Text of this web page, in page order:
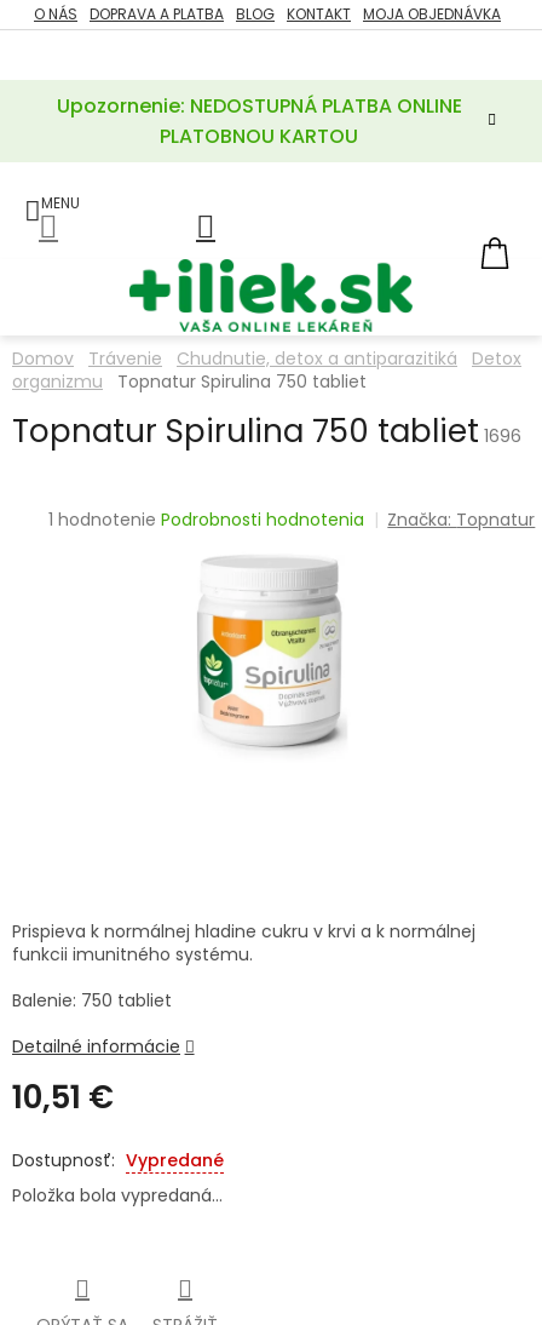
Prejsť
na
Upozornenie: NEDOSTUPNÁ PLATBA ONLINE
PLATOBNOU KARTOU
O NÁS DOPRAVA A PLATBA BLOG KONTAKT MOJA OBJEDNÁVKA
ZĽAVY
POTREBY
A
LIEKY
VITAMÍNY
MINERÁLY
LIEKY
VETERINA
ZNAČKY
Domov Trávenie Chudnutie, detox a antiparazitiká
Detox
organizmu
Topnatur Spirulina 750 tabliet
Topnatur Spirulina 750 tabliet 1696
Priemerné
1 hodnotenie Podrobnosti hodnotenia Značka: Topnatur
10,51 €
cena:
Vypredané
Položka bola vypredaná…
Prispieva k normálnej hladine cukru v krvi a k normálnej
funkcii imunitného systému.
Balenie: 750 tabliet
Detailné informácie